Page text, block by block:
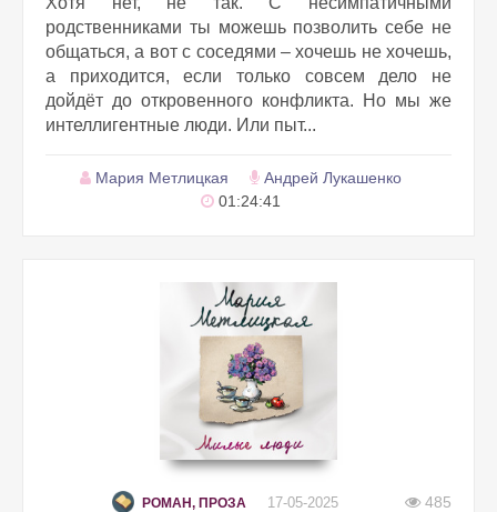
родственниками ты можешь позволить себе не
общаться, а вот с соседями – хочешь не хочешь,
а приходится, если только совсем дело не
дойдёт до откровенного конфликта. Но мы же
интеллигентные люди. Или пыт...
Мария Метлицкая
Андрей Лукашенко
01:24:41
РОМАН, ПРОЗА 17-05-2025 485